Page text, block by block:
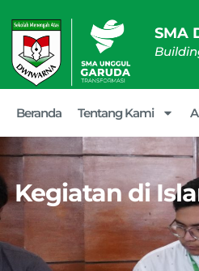
SMA
Beranda Tentang Kami
Kegiatan di